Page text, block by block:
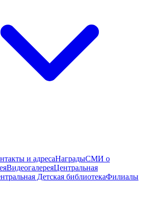
и адресаНаградыСМИ о
ВидеогалереяЦентральная
Детская библиотекаФилиалы